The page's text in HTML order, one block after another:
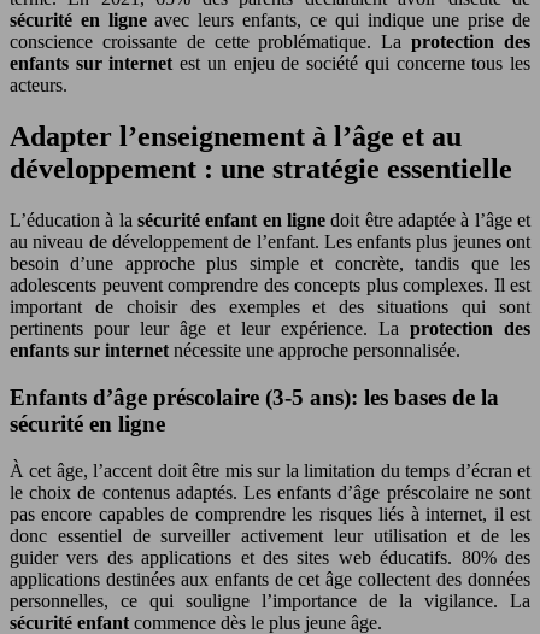
sécurité en ligneavec leurs enfants, ce qui indique une prise de
conscience croissante de cette problématique. Laprotection des
enfants sur internetest un enjeu de société qui concerne tous les
acteurs.
Adapter l’enseignement à l’âge et au
développement : une stratégie essentielle
L’éducation à la sécurité enfant en lignedoit être adaptée à l’âge et
au niveau de développement de l’enfant. Les enfants plus jeunes ont
besoin d’une approche plus simple et concrète, tandis que les
adolescents peuvent comprendre des concepts plus complexes. Il est
important de choisir des exemples et des situations qui sont
pertinents pour leur âge et leur expérience. La protection des
enfants sur internet nécessite une approche personnalisée.
Enfants d’âge préscolaire (3-5 ans): les bases de la
sécurité en ligne
À cet âge, l’accent doit être mis sur la limitation du temps d’écran et
le choix de contenus adaptés. Les enfants d’âge préscolaire ne sont
pas encore capables de comprendre les risques liés à internet, il est
donc essentiel de surveiller activement leur utilisation et de les
guider vers des applications et des sites web éducatifs. 80% des
applications destinées aux enfants de cet âge collectent des données
personnelles, ce qui souligne l’importance de la vigilance. La
sécurité enfant commence dès le plus jeune âge.